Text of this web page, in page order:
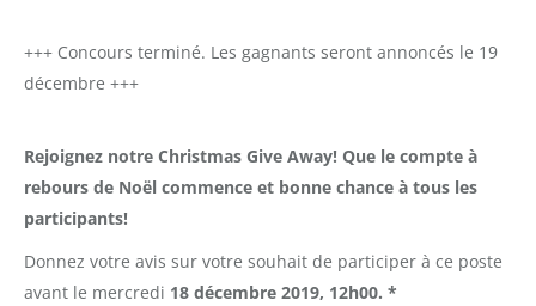
+++ Concours terminé. Les gagnants seront annoncés le 19
décembre +++
Rejoignez notre Christmas Give Away! Que le compte à
rebours de Noël commence et bonne chance à tous les
participants!
Donnez votre avis sur votre souhait de participer à ce poste
avant le mercredi 18 décembre 2019, 12h00. *